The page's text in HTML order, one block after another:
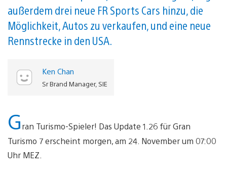
außerdem drei neue FR Sports Cars hinzu, die
Möglichkeit, Autos zu verkaufen, und eine neue
Rennstrecke in den USA.
Ken Chan
Sr Brand Manager, SIE
Gran Turismo-Spieler! Das Update 1.26 für Gran
Turismo 7 erscheint morgen, am 24. November um 07:00
Uhr MEZ.